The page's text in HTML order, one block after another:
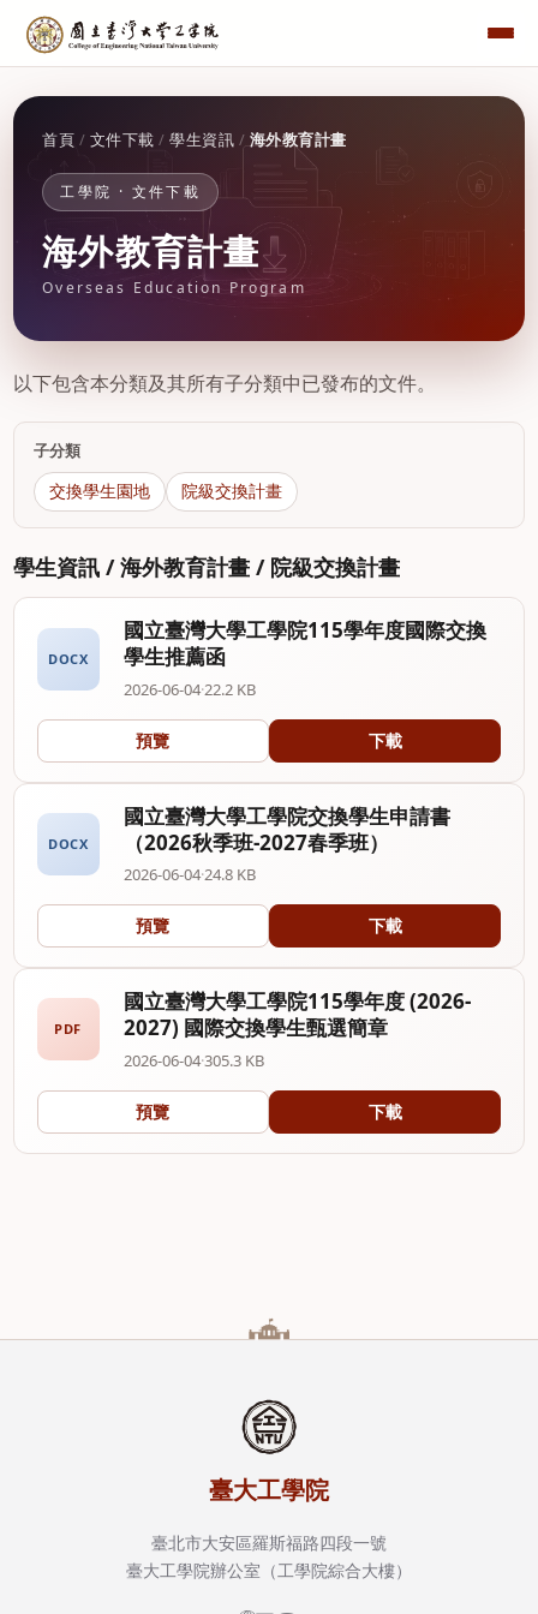
首頁 / 文件下載 /學生資訊 / 海外教育計畫
工學院 · 文件下載
海外教育計畫
Overseas Education Program
以下包含本分類及其所有子分類中已發布的文件。
子分類
交換學生園地 院級交換計畫
學生資訊 / 海外教育計畫 / 院級交換計畫
DOCX
國立臺灣大學工學院115學年度國際交換
學生推薦函
2026-06-04·22.2 KB
預覽 下載
DOCX
國立臺灣大學工學院交換學生申請書
（2026秋季班-2027春季班）
2026-06-04·24.8 KB
預覽 下載
PDF
國立臺灣大學工學院115學年度 (2026-
2027) 國際交換學生甄選簡章
2026-06-04·305.3 KB
預覽 下載
臺大工學院
臺北市大安區羅斯福路四段一號
臺大工學院辦公室（工學院綜合大樓）